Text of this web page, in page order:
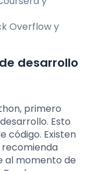
Overflow y
desarrollo
primero
Esto
código. Existen
recomienda
al momento de